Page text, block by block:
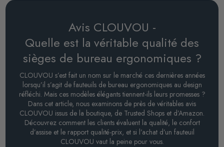
Avis CLOUVOU -
Quelle est la véritable qualité des
sièges de bureau ergonomiques ?
CLOUVOU s’est fait un nom sur le marché ces dernières années
lorsqu’il s’agit de fauteuils de bureau ergonomiques au design
réfléchi. Mais ces modèles élégants tiennent-ils leurs promesses ?
Dans cet article, nous examinons de près de véritables avis
CLOUVOU issus de la boutique, de Trusted Shops et d’Amazon.
Découvrez comment les clients évaluent la qualité, le confort
d’assise et le rapport qualité-prix, et si l’achat d’un fauteuil
CLOUVOU vaut la peine pour vous.